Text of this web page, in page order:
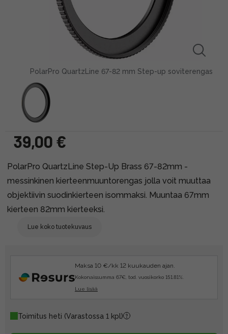
PolarPro QuartzLine 67-82 mm Step-up soviterengas
39,00 €
PolarPro QuartzLine Step-Up Brass 67-82mm -
messinkinen kierteenmuuntorengas jolla voit muuttaa
objektiivin suodinkierteen isommaksi. Muuntaa 67mm
kierteen 82mm kierteeksi.
Lue koko tuotekuvaus
Maksa 10 €/kk 12 kuukauden ajan.
Kokonaissumma 67€, tod. vuosikorko 151.81%.
Lue lisää
Toimitus heti (Varastossa 1 kpl)